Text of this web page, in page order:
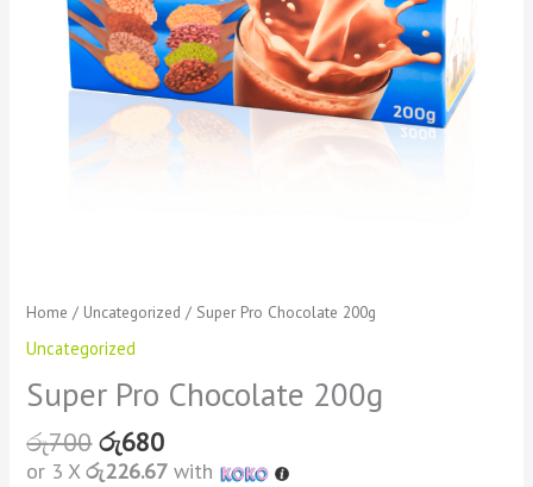
Home / Uncategorized / Super Pro Chocolate 200g
Uncategorized
Super Pro Chocolate 200g
රු700 රු680
or 3 Xරු226.67 with